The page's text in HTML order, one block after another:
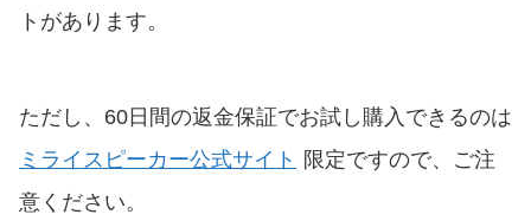
トがあります。
ただし、60日間の返金保証でお試し購入できるのは
ミライスピーカー公式サイト 限定ですので、ご注
意ください。